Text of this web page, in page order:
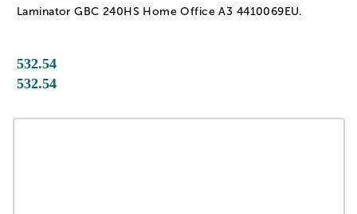
Laminator GBC 240HS Home Office A3 4410069EU.
532.54
532.54